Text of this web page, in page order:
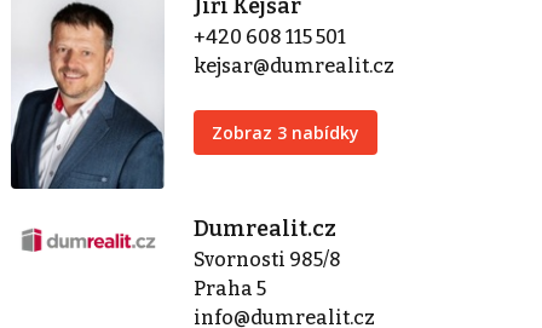
Jiří Kejšar
+420 608 115 501
kejsar@dumrealit.cz
Zobraz 3 nabídky
Dumrealit.cz
Svornosti 985/8
Praha 5
info@dumrealit.cz